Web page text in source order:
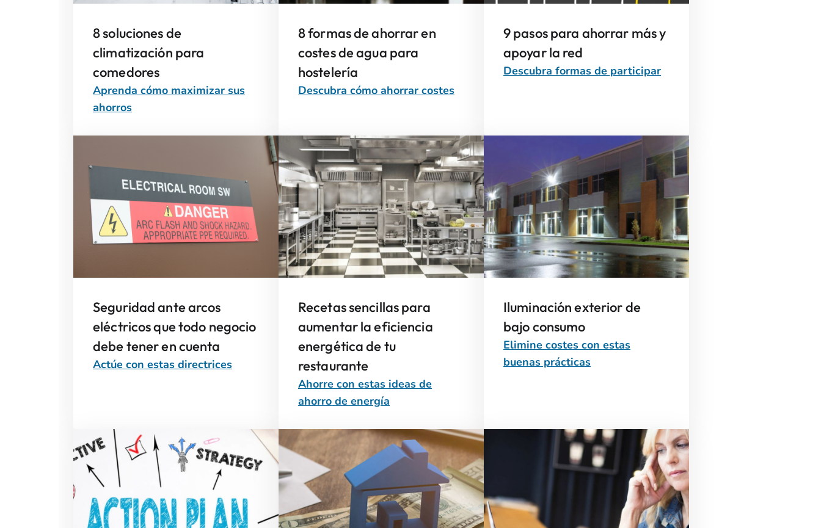
8 soluciones de
climatización para
comedores
Aprenda cómo maximizar sus
ahorros
8 formas de ahorrar en
costes de agua para
hostelería
Descubra cómo ahorrar costes
9 pasos para ahorrar más y
apoyar la red
Descubra formas de participar
Seguridad ante arcos
eléctricos que todo negocio
debe tener en cuenta
Actúe con estas directrices
Recetas sencillas para
aumentar la eficiencia
energética de tu
restaurante
Ahorre con estas ideas de
ahorro de energía
Iluminación exterior de
bajo consumo
Elimine costes con estas
buenas prácticas